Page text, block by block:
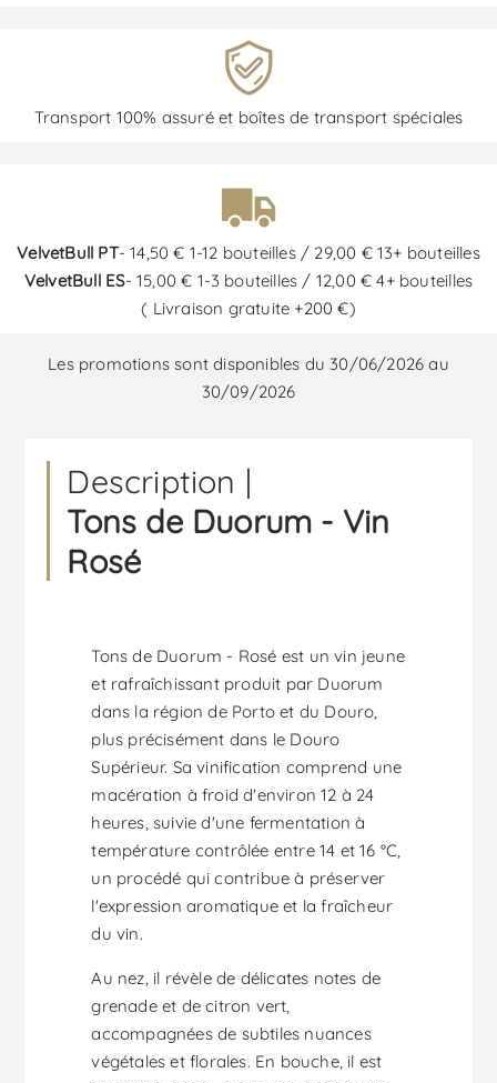
Transport 100% assuré et boîtes de transport spéciales
VelvetBull PT- 14,50 € 1-12 bouteilles / 29,00 € 13+ bouteilles
VelvetBull ES- 15,00 € 1-3 bouteilles / 12,00 € 4+ bouteilles
( Livraison gratuite +200 €)
Les promotions sont disponibles du 30/06/2026 au
30/09/2026
Description |
Tons de Duorum - Vin
Rosé
Tons de Duorum - Rosé est un vin jeune
et rafraîchissant produit par Duorum
dans la région de Porto et du Douro,
plus précisément dans le Douro
Supérieur. Sa vinification comprend une
macération à froid d'environ 12 à 24
heures, suivie d'une fermentation à
température contrôlée entre 14 et 16 °C,
un procédé qui contribue à préserver
l'expression aromatique et la fraîcheur
du vin.
Au nez, il révèle de délicates notes de
grenade et de citron vert,
accompagnées de subtiles nuances
végétales et florales. En bouche, il est